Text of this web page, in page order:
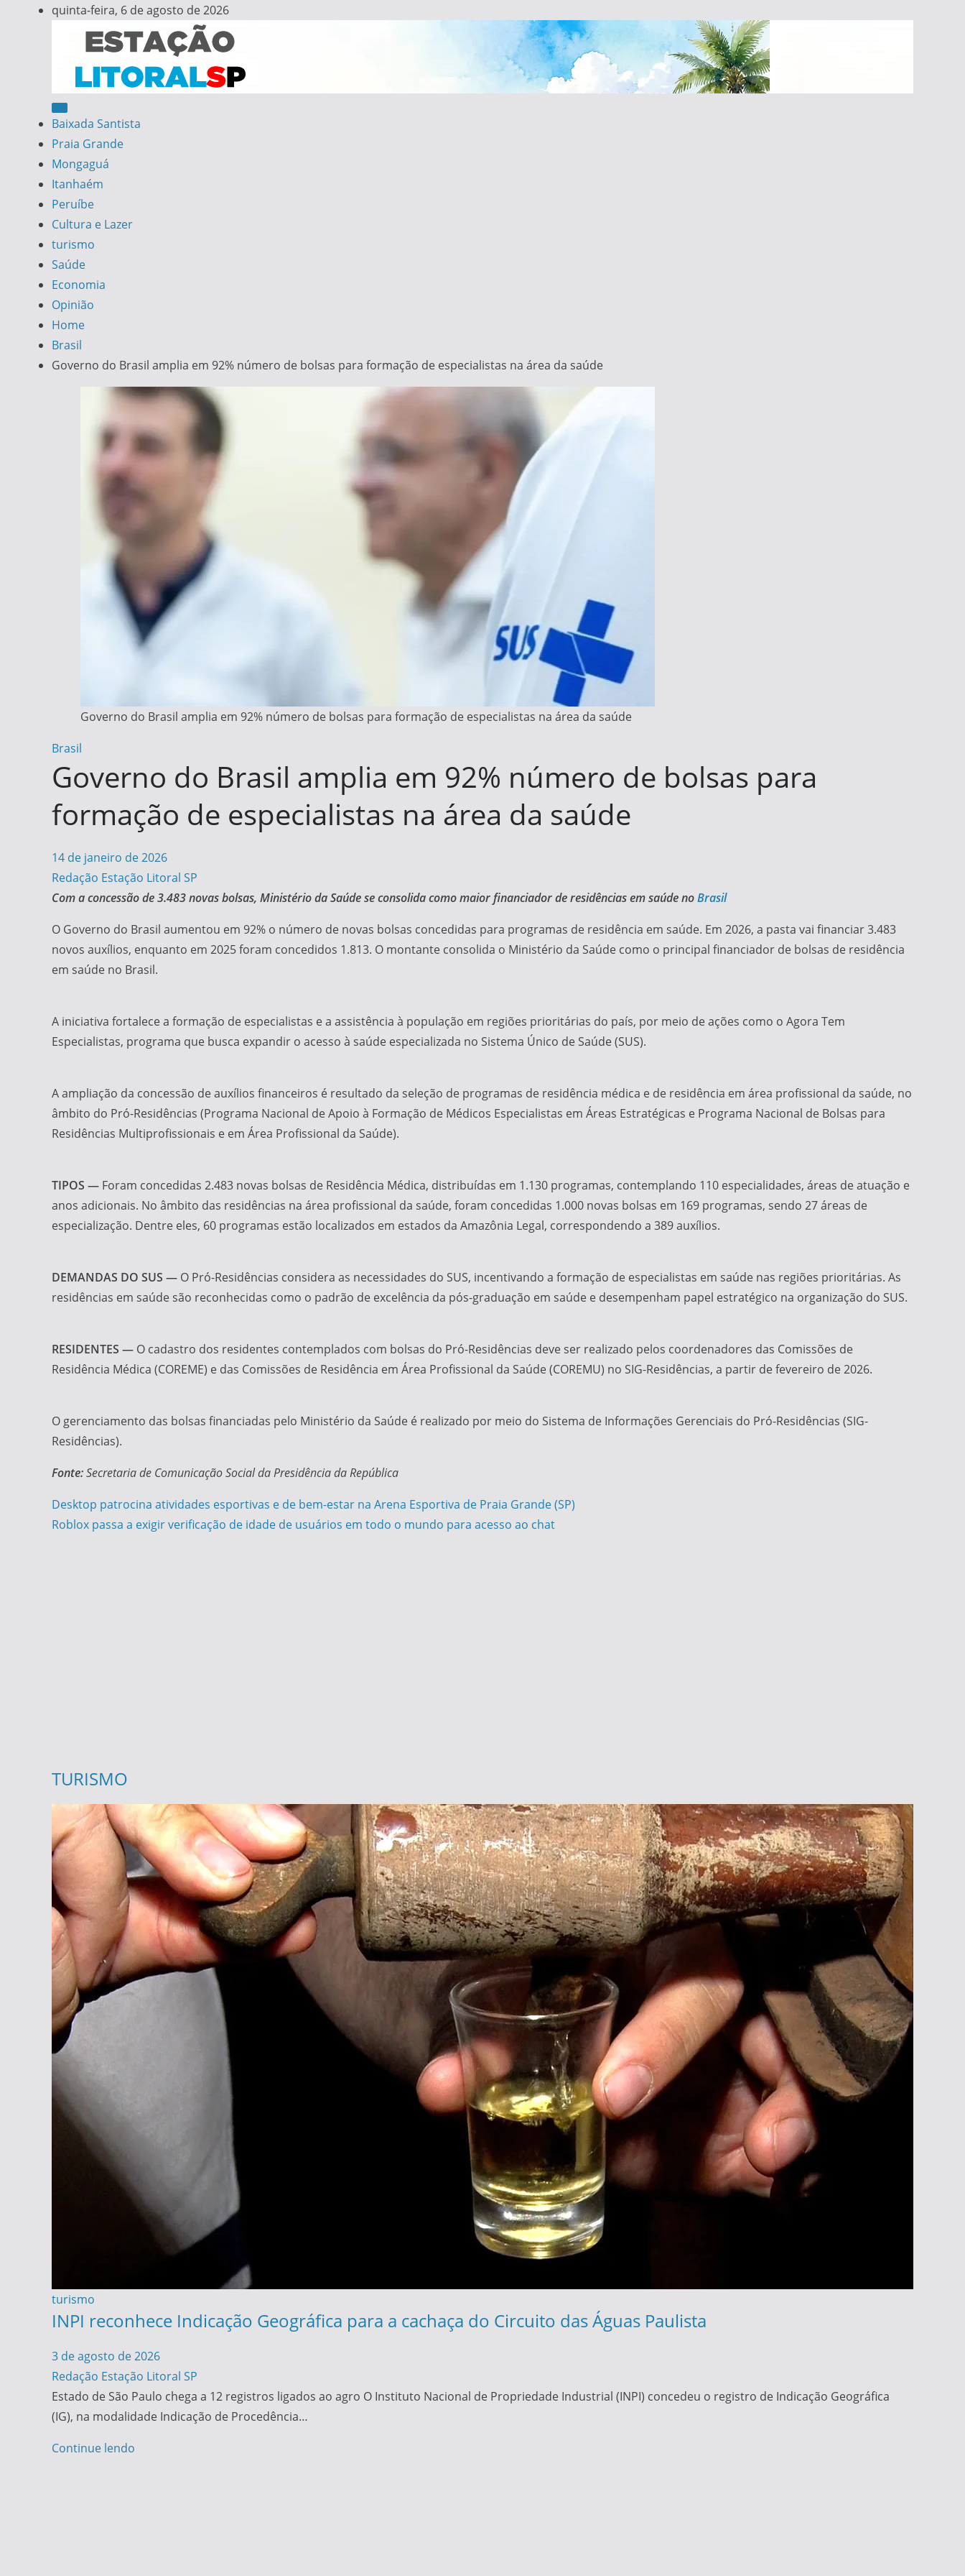
Skip
content
quinta-feira, 6 de agosto de 2026
Estação Litoral SP
Notícias da Baixada Santista
Baixada Santista
Praia Grande
Mongaguá
Itanhaém
Peruíbe
Cultura e Lazer
turismo
Saúde
Economia
Opinião
Home
Brasil
Governo do Brasil amplia em 92% número de bolsas para formação de especialistas na área da saúde
Governo do Brasil amplia em 92% número de bolsas para formação de especialistas na área da saúde
Brasil
Governo do Brasil amplia em 92% número de bolsas para
formação de especialistas na área da saúde
14 de janeiro de 2026
Redação Estação Litoral SP
Com a concessão de 3.483 novas bolsas, Ministério da Saúde se consolida como maior financiador de residências em saúde noBrasil
O Governo do Brasil aumentou em 92% o número de novas bolsas concedidas para programas de residência em saúde. Em 2026, a pasta vai financiar 3.483
novos auxílios, enquanto em 2025 foram concedidos 1.813. O montante consolida o Ministério da Saúde como o principal financiador de bolsas de residência
em saúde no Brasil.
A iniciativa fortalece a formação de especialistas e a assistência à população em regiões prioritárias do país, por meio de ações como o Agora Tem
Especialistas, programa que busca expandir o acesso à saúde especializada no Sistema Único de Saúde (SUS).
A ampliação da concessão de auxílios financeiros é resultado da seleção de programas de residência médica e de residência em área profissional da saúde, no
âmbito do Pró-Residências (Programa Nacional de Apoio à Formação de Médicos Especialistas em Áreas Estratégicas e Programa Nacional de Bolsas para
Residências Multiprofissionais e em Área Profissional da Saúde).
TIPOS — Foram concedidas 2.483 novas bolsas de Residência Médica, distribuídas em 1.130 programas, contemplando 110 especialidades, áreas de atuação e
anos adicionais. No âmbito das residências na área profissional da saúde, foram concedidas 1.000 novas bolsas em 169 programas, sendo 27 áreas de
especialização. Dentre eles, 60 programas estão localizados em estados da Amazônia Legal, correspondendo a 389 auxílios.
DEMANDAS DO SUS — O Pró-Residências considera as necessidades do SUS, incentivando a formação de especialistas em saúde nas regiões prioritárias. As
residências em saúde são reconhecidas como o padrão de excelência da pós-graduação em saúde e desempenham papel estratégico na organização do SUS.
RESIDENTES — O cadastro dos residentes contemplados com bolsas do Pró-Residências deve ser realizado pelos coordenadores das Comissões de
Residência Médica (COREME) e das Comissões de Residência em Área Profissional da Saúde (COREMU) no SIG-Residências, a partir de fevereiro de 2026.
O gerenciamento das bolsas financiadas pelo Ministério da Saúde é realizado por meio do Sistema de Informações Gerenciais do Pró-Residências (SIG-
Residências).
Fonte:Secretaria de Comunicação Social da Presidência da República
Navegação
de
Desktop patrocina atividades esportivas e de bem-estar na Arena Esportiva de Praia Grande (SP)
Roblox passa a exigir verificação de idade de usuários em todo o mundo para acesso ao chat
TURISMO
turismo
INPI reconhece Indicação Geográfica para a cachaça do Circuito das Águas Paulista
3 de agosto de 2026
Redação Estação Litoral SP
Estado de São Paulo chega a 12 registros ligados ao agro O Instituto Nacional de Propriedade Industrial (INPI) concedeu o registro de Indicação Geográfica
(IG), na modalidade Indicação de Procedência…
Continue lendo